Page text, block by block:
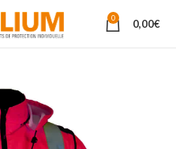
0 0,00€